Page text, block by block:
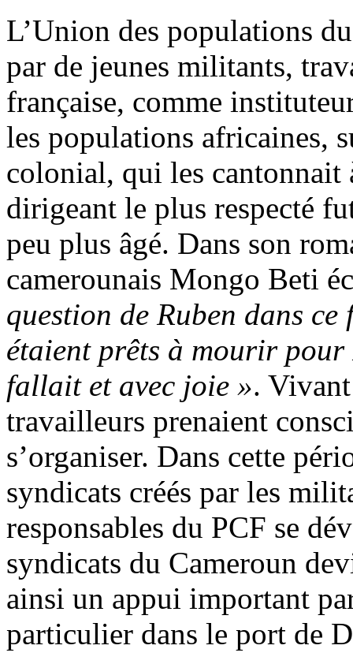
L’Union des populations
par de jeunes militants,
française, comme
les populations africaines,
colonial, qui les cantonnait
dirigeant le plus respecté
peu plus âgé. Dans son
camerounais Mongo Beti
question de Ruben dans
étaient prêts à mourir pour
fallait et avec joie ».
travailleurs prenaient
s’organiser. Dans cette
syndicats créés par les
responsables du PCF se
syndicats du Cameroun
ainsi un appui important
particulier dans le port de